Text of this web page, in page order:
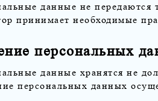
данные не передаются
принимает необходимые
персональных
данные хранятся не
персональных данных